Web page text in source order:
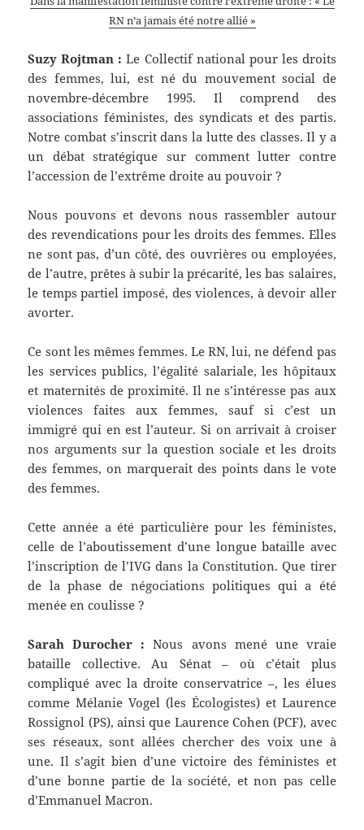
RN n’a jamais été notre allié »
Suzy Rojtman : Le Collectif national pour les droits
des femmes, lui, est né du mouvement social de
novembre-décembre 1995. Il comprend des
associations féministes, des syndicats et des partis.
Notre combat s’inscrit dans la lutte des classes. Il y a
un débat stratégique sur comment lutter contre
l’accession de l’extrême droite au pouvoir ?
Nous pouvons et devons nous rassembler autour
des revendications pour les droits des femmes. Elles
ne sont pas, d’un côté, des ouvrières ou employées,
de l’autre, prêtes à subir la précarité, les bas salaires,
le temps partiel imposé, des violences, à devoir aller
avorter.
Ce sont les mêmes femmes. Le RN, lui, ne défend pas
les services publics, l’égalité salariale, les hôpitaux
et maternités de proximité. Il ne s’intéresse pas aux
violences faites aux femmes, sauf si c’est un
immigré qui en est l’auteur. Si on arrivait à croiser
nos arguments sur la question sociale et les droits
des femmes, on marquerait des points dans le vote
des femmes.
Cette année a été particulière pour les féministes,
celle de l’aboutissement d’une longue bataille avec
l’inscription de l’IVG dans la Constitution. Que tirer
de la phase de négociations politiques qui a été
menée en coulisse ?
Sarah Durocher : Nous avons mené une vraie
bataille collective. Au Sénat – où c’était plus
compliqué avec la droite conservatrice –, les élues
comme Mélanie Vogel (les Écologistes) et Laurence
Rossignol (PS), ainsi que Laurence Cohen (PCF), avec
ses réseaux, sont allées chercher des voix une à
une. Il s’agit bien d’une victoire des féministes et
d’une bonne partie de la société, et non pas celle
d’Emmanuel Macron.